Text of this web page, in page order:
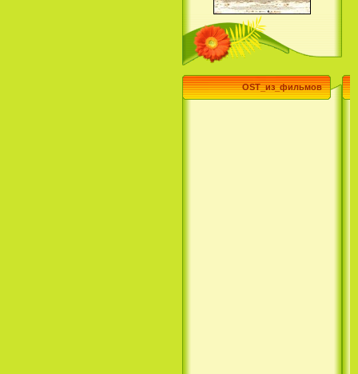
H2O: Просто добавь воды (3
Сезон) / H2O: Just Add Water
(3 Season) (сериал)
OST_из_фильмов